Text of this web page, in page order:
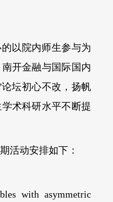
以院内师生参与为
开金融与国际国内
坛初心不改，扬帆
术科研水平不断提
活动安排如下：
with asymmetric